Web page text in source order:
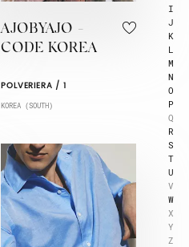
I
J
K
L
M
N
O
P
Q
R
S
T
U
V
W
X
Y
Z
AJOBYAJO -
CODE KOREA
POLVERIERA / 1
KOREA (SOUTH)